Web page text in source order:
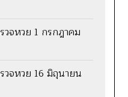
วจหวย 1 กรกฎาคม
วจหวย 16 มิถุนายน